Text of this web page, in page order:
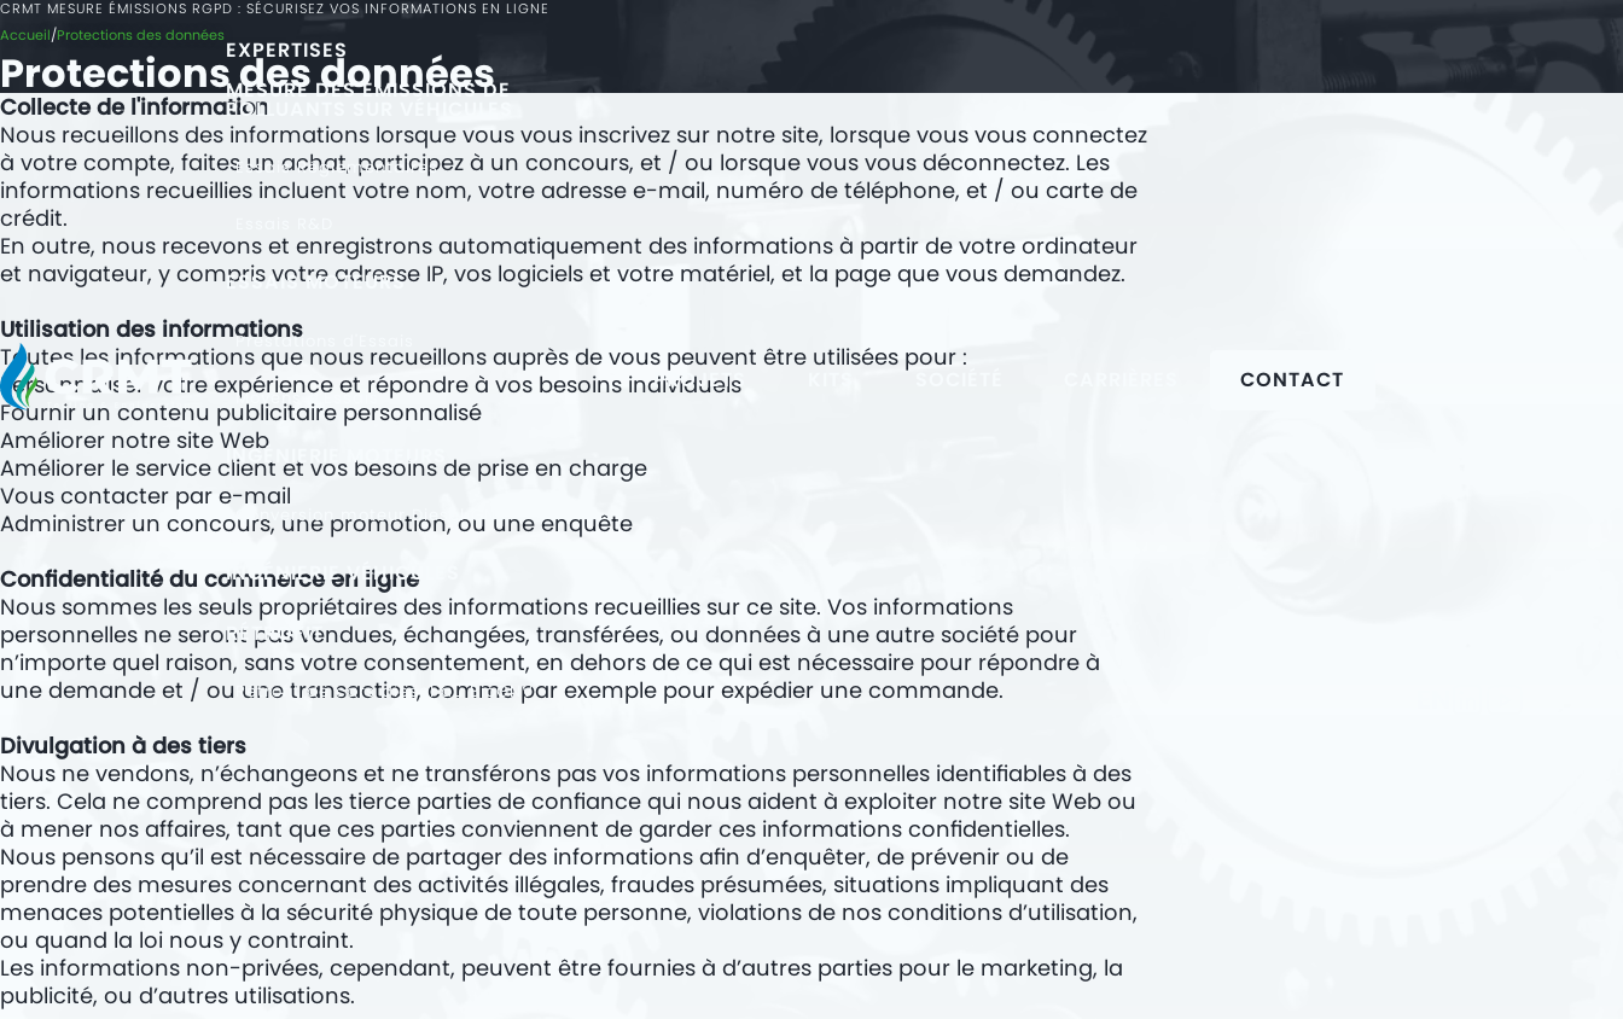
EXPERTISES
MESURE DES ÉMISSIONS DE
POLLUANTS SUR VÉHICULES
Essais Réglementaires
ESSAIS MOTEURS
Prestations d'Essais
Moyens d'Essais
INGÉNIERIE MOTEURS
Conversion moteur Diesel GNV
INGÉNIERIE VÉHICULES
RÉTROFIT
Rétrofit de cars diesel au BioGNV
PROJETS CONTACT
CRMT MESURE ÉMISSIONS RGPD : SÉCURISEZ VOS INFORMATIONS EN LIGNE
Accueil Protections des données
Protections des données
Collecte de l'information
Nous recueillons des informations lorsque vous vous inscrivez sur notre site, lorsque vous vous connectez
à votre compte, faites un achat, participez à un concours, et / ou lorsque vous vous déconnectez. Les
informations recueillies incluent votre nom, votre adresse e-mail, numéro de téléphone, et / ou carte de
crédit.
En outre, nous recevons et enregistrons automatiquement des informations à partir de votre ordinateur
et navigateur, y compris votre adresse IP, vos logiciels et votre matériel, et la page que vous demandez.
Utilisation des informations
Toutes les informations que nous recueillons auprès de vous peuvent être utilisées pour :
Personnaliser votre expérience et répondre à vos besoins individuels
Fournir un contenu publicitaire personnalisé
Améliorer notre site Web
Améliorer le service client et vos besoins de prise en charge
Vous contacter par e-mail
Administrer un concours, une promotion, ou une enquête
Confidentialité du commerce en ligne
Nous sommes les seuls propriétaires des informations recueillies sur ce site. Vos informations
personnelles ne seront pas vendues, échangées, transférées, ou données à une autre société pour
n’importe quel raison, sans votre consentement, en dehors de ce qui est nécessaire pour répondre à
une demande et / ou une transaction, comme par exemple pour expédier une commande.
Divulgation à des tiers
Nous ne vendons, n’échangeons et ne transférons pas vos informations personnelles identifiables à des
tiers. Cela ne comprend pas les tierce parties de confiance qui nous aident à exploiter notre site Web ou
à mener nos affaires, tant que ces parties conviennent de garder ces informations confidentielles.
Nous pensons qu’il est nécessaire de partager des informations afin d’enquêter, de prévenir ou de
prendre des mesures concernant des activités illégales, fraudes présumées, situations impliquant des
menaces potentielles à la sécurité physique de toute personne, violations de nos conditions d’utilisation,
ou quand la loi nous y contraint.
Les informations non-privées, cependant, peuvent être fournies à d’autres parties pour le marketing, la
publicité, ou d’autres utilisations.